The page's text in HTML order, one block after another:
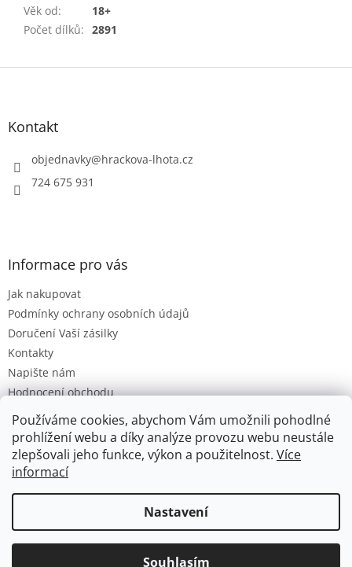
Používáme cookies, abychom Vám umožnili pohodlné
prohlížení webu a díky analýze provozu webu neustále
zlepšovali jeho funkce, výkon a použitelnost. Více
informací
Nastavení
Souhlasím
Věk od:
18+
Počet dílků: 2891
Z
Kontakt
objednavky@hrackova-lhota.cz
724 675 931
Informace pro vás
Jak nakupovat
Podmínky ochrany osobních údajů
Doručení Vaší zásilky
Kontakty
Napište nám
Hodnocení obchodu
Moje objednávka
Obchodní Podmínky
Copyright 2026Hračková lhota. Všechna práva vyhrazena.
Upravit nastavení cookies